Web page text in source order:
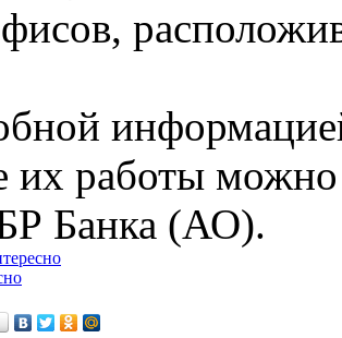
их работы
Банка (АО).